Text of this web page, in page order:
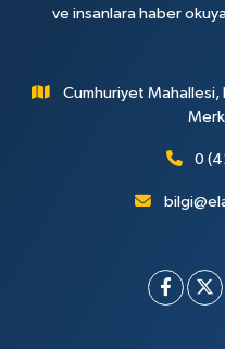
ve insanlara haber
Cumhuriyet Mahallesi,
0